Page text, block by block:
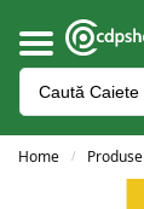
Home / Produse